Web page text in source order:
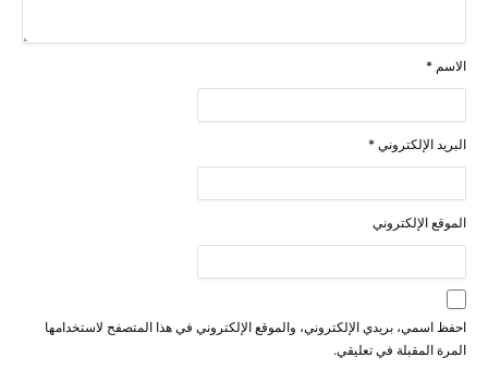
الاسم *
البريد الإلكتروني *
الموقع الإلكتروني
احفظ اسمي، بريدي الإلكتروني، والموقع الإلكتروني في هذا المتصفح لاستخدامها
المرة المقبلة في تعليقي.